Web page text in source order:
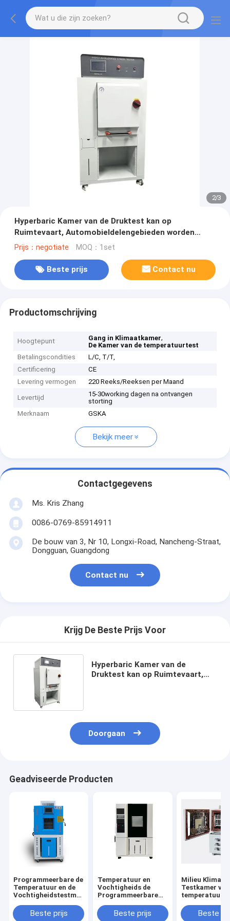
2/3
Hyperbaric Kamer van de Druktest kan op
Ruimtevaart, Automobieldelengebieden worden
gebruikt
Prijs：negotiate MOQ：1set
Beste prijs Contact nu
Productomschrijving
Hoogtepunt Gang in Klimaatkamer,
De Kamer van de temperatuurtest
Betalingscondities
L/C, T/T,
Certificering
CE
Levering vermogen
220 Reeks/Reeksen per Maand
Levertijd
15-30working dagen na ontvangen
storting
Merknaam
GSKA
Bekijk meer
Contactgegevens
Ms. Kris Zhang
0086-0769-85914911
De bouw van 3, Nr 10, Longxi-Road, Nancheng-Straat,
Dongguan, Guangdong
Contact nu
Krijg De Beste Prijs Voor
Hyperbaric Kamer van de
Druktest kan op Ruimtevaart,
Doorgaan
Geadviseerde Producten
Programmeerbare de
Temperatuur en de
Vochtigheidstestmachine
MilieuBeste prijs
Temperatuur en
Vochtigheids de
Programmeerbare
Testkamer 480L
Beste prijs
Milieu Klimaat
Testkamer
Beste